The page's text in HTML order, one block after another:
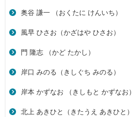
奥谷 謙一 （おくたに けんいち）
風早 ひさお（かざはや ひさお）
門 隆志 （かど たかし）
岸口 みのる（きしぐち みのる）
岸本 かずなお （きしもと かずなお）
北上 あきひと（きたうえ あきひと）